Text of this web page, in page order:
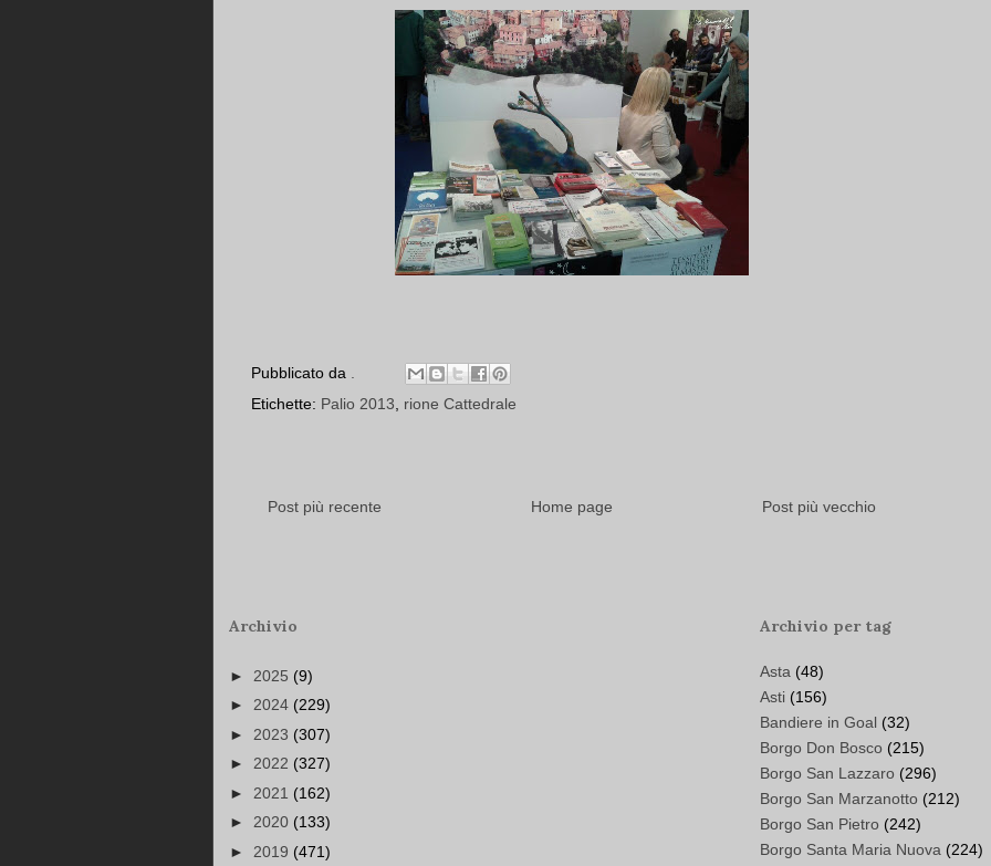
Pubblicato da
Etichette: Palio 2013, rione Cattedrale
Post più recente Post più vecchio
Home page
Archivio
► 2025 (9)
► 2024 (229)
► 2023 (307)
► 2022 (327)
► 2021 (162)
► 2020 (133)
► 2019 (471)
Archivio per tag
Asta (48)
Asti (156)
Bandiere in Goal (32)
Borgo Don Bosco (215)
Borgo San Lazzaro (296)
Borgo San Marzanotto (212)
Borgo San Pietro (242)
Borgo Santa Maria Nuova (224)